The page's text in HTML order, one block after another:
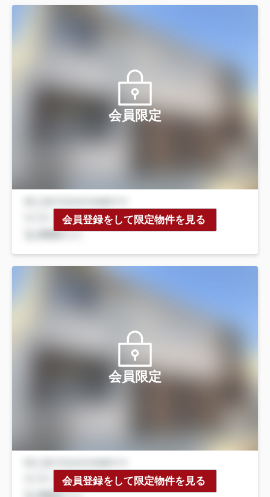
会員限定
会員登録をして限定物件を見る
会員限定
会員登録をして限定物件を見る